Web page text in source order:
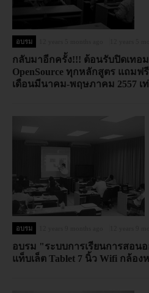
อบรม
กลับมาอีกครั้ง!!! ต้อนรับปิดเทอ
OpenSource ทุกหลักสูตร แถมฟ
เดือนมีนาคม-พฤษภาคม 2557 เ
อบรม
อบรม "ระบบการเรียนการสอน
แท็บเล็ต Tablet 7 นิ้ว Wifi กล้อง